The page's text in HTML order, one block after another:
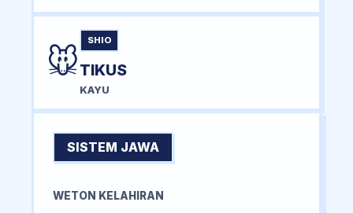
🐭
SHIO
TIKUS
KAYU
SISTEM JAWA
WETON KELAHIRAN